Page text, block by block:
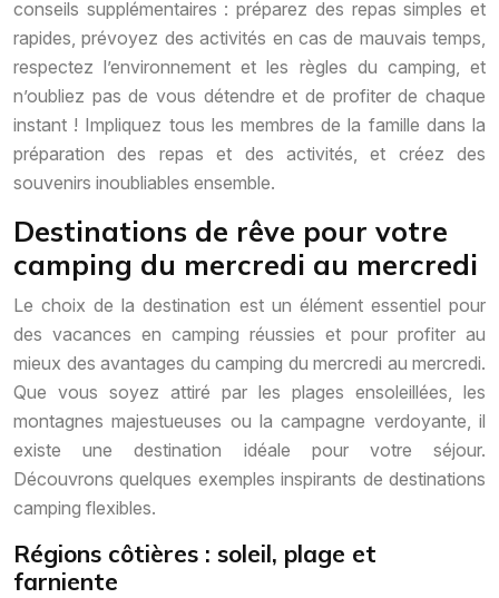
conseils supplémentaires : préparez des repas simples et
rapides, prévoyez des activités en cas de mauvais temps,
respectez l’environnement et les règles du camping, et
n’oubliez pas de vous détendre et de profiter de chaque
instant ! Impliquez tous les membres de la famille dans la
préparation des repas et des activités, et créez des
souvenirs inoubliables ensemble.
Destinations de rêve pour votre
camping du mercredi au mercredi
Le choix de la destination est un élément essentiel pour
des vacances en camping réussies et pour profiter au
mieux des avantages du camping du mercredi au mercredi.
Que vous soyez attiré par les plages ensoleillées, les
montagnes majestueuses ou la campagne verdoyante, il
existe une destination idéale pour votre séjour.
Découvrons quelques exemples inspirants de destinations
camping flexibles.
Régions côtières : soleil, plage et
farniente